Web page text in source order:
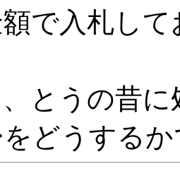
額で入札し
とうの昔に
をどうする